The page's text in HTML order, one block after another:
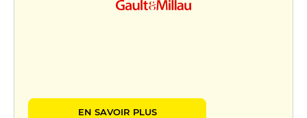
EN SAVOIR PLUS